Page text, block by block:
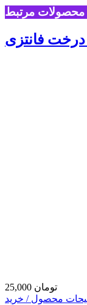
محصولات مرتبط
درخت فانتزی
25,000 تومان
محصول / خرید